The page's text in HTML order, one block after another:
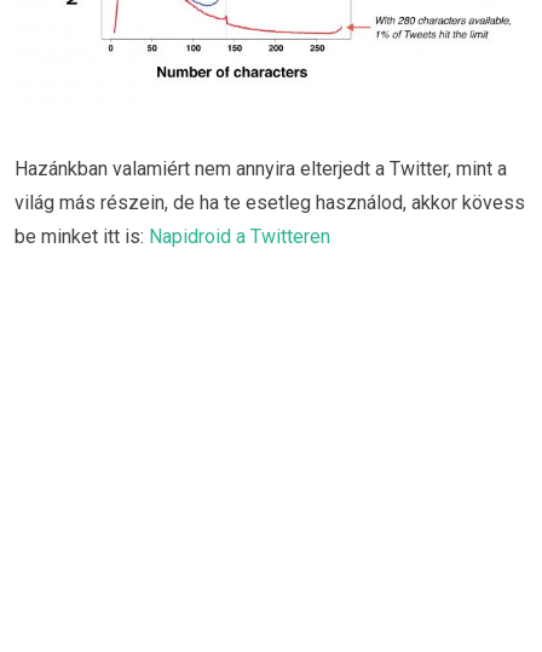
Hazánkban valamiért nem annyira elterjedt a Twitter, mint a
világ más részein, de ha te esetleg használod, akkor kövess
be minket itt is: Napidroid a Twitteren